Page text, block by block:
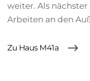
weiter. Als
Arbeiten an den
Zu Haus M41a